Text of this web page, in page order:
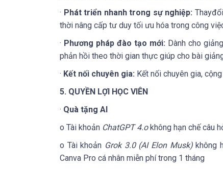
· Phát triển nhanh trong sự nghiệp:
thời nâng cấp tư duy tối ưu hóa trong công
· Phương pháp đào tạo mới: Dành cho
phản hồi theo thời gian thực giúp cho bài
· Kết nối chuyên gia: Kết nối chuyên gia,
5. QUYỀN LỢI HỌC VIÊN
· Quà tặng AI
o Tài khoản ChatGPT 4.okhông hạn chế câu
o Tài khoản Grok 3.0 (AI Elon Musk)không
Canva Pro cá nhân miễn phí trong 1 tháng